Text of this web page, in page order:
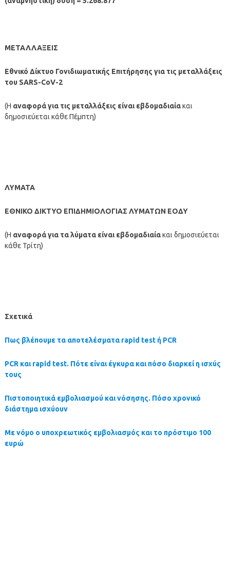
ΜΕΤΑΛΛΑΞΕΙΣ
Εθνικό Δίκτυο Γονιδιωματικής Επιτήρησης για τις μεταλλάξεις
του SARS-CoV-2
(Η αναφορά για τις μεταλλάξεις είναι εβδομαδιαίακαι
δημοσιεύεται κάθε Πέμπτη)
ΛΥΜΑΤΑ
ΕΘΝΙΚΟ ΔΙΚΤΥΟ ΕΠΙΔΗΜΙΟΛΟΓΙΑΣ ΛΥΜΑΤΩΝ ΕΟΔΥ
(Η αναφορά για τα λύματα είναι εβδομαδιαίακαι δημοσιεύεται
κάθε Τρίτη)
Σχετικά
Πως βλέπουμε τα αποτελέσματα rapid test ή PCR
PCR και rapid test. Πότε είναι έγκυρα και πόσο διαρκεί η ισχύς
τους
Πιστοποιητικά εμβολιασμού και νόσησης. Πόσο χρονικό
διάστημα ισχύουν
Με νόμο ο υποχρεωτικός εμβολιασμός και το πρόστιμο 100
ευρώ